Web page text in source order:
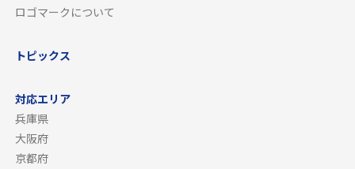
ロゴマークについて
トピックス
対応エリア
兵庫県
大阪府
京都府